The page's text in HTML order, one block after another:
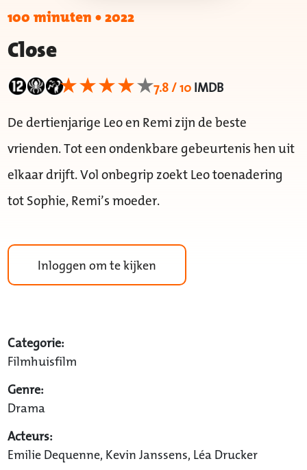
100 minuten•2022
Close
7.8 / 10IMDB
De dertienjarige Leo en Remi zijn de beste
vrienden. Tot een ondenkbare gebeurtenis hen uit
elkaar drijft. Vol onbegrip zoekt Leo toenadering
tot Sophie, Remi’s moeder.
Inloggen om te kijken
Categorie:
Filmhuisfilm
Genre:
Drama
Acteurs:
Emilie Dequenne, Kevin Janssens, Léa Drucker